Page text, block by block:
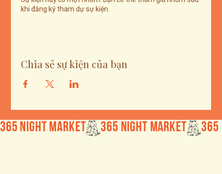
khi đăng ký tham dự sự kiện.
Chia sẻ sự kiện của bạn
365 Night Market